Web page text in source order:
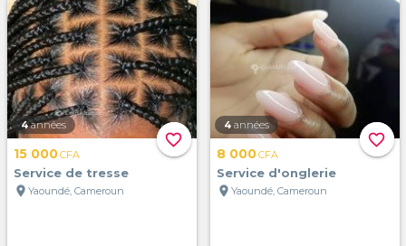
favorite_border
4 années
15 000CFA
Service de tresse
location_on Yaoundé, Cameroun
favorite_border
4 années
8 000CFA
Service d'onglerie
location_on Yaoundé, Cameroun